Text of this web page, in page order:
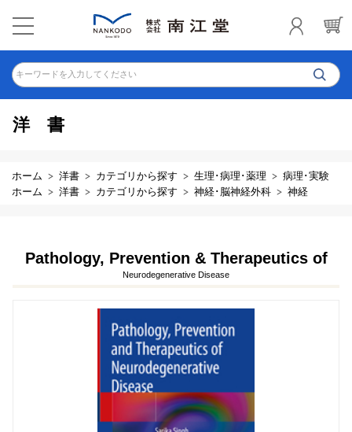
キーワードを入力してください
洋書
ホーム 洋書 カテゴリから探す 生理･病理･薬理
病理･実験
ホーム
洋書 カテゴリから探す 神経･脳神経外科 神経
Pathology, Prevention & Therapeutics of
Neurodegenerative Disease